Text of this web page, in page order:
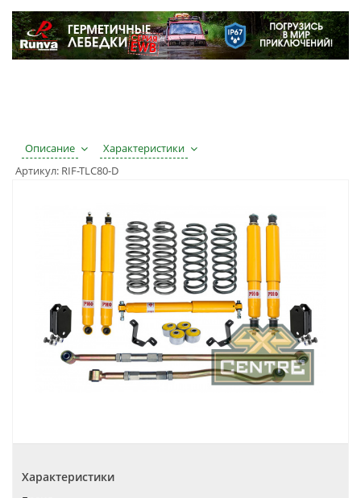
Описание
Характеристики
Артикул: RIF-TLC80-D
Характеристики